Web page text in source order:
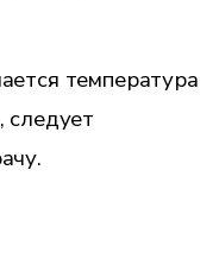
температура
следует